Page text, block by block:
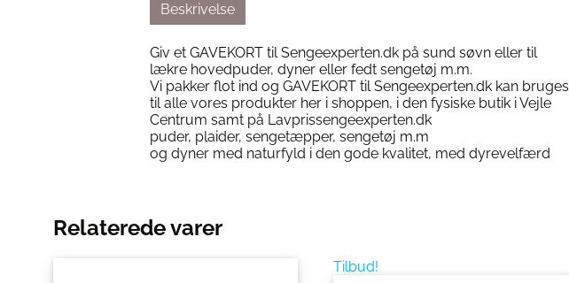
Beskrivelse
Giv et GAVEKORT til Sengeexperten.dk på sund søvn eller til
lækre hovedpuder, dyner eller fedt sengetøj m.m.
Vi pakker flot ind og GAVEKORT til Sengeexperten.dk kan bruges
til alle vores produkter her i shoppen, i den fysiske butik i Vejle
Centrum samt på Lavprissengeexperten.dk
puder, plaider, sengetæpper, sengetøj m.m
og dyner med naturfyld i den gode kvalitet, med dyrevelfærd
Relaterede varer
Tilbud!